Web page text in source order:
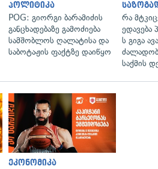
პოლიტიკა
POG: გიორგი ბარამიძის
განცხადებაზე გამოძიება
სამშობლოს ღალატისა და
საბოტაჟის ფაქტზე დაიწყო
რა
ედავება
ს გიგა
საქმის
ეკონომიკა